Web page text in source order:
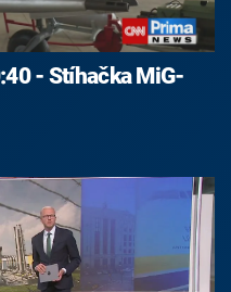
- Stíhačka MiG-